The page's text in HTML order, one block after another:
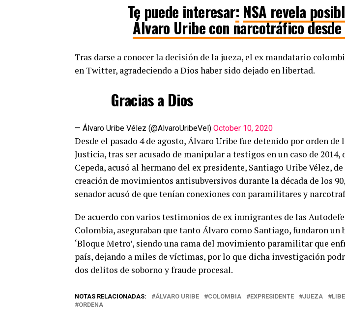
Te puede interesar: NSA revela
Álvaro Uribe con narcotráfico desde
Tras darse a conocer la decisión de la jueza, el ex mandatario
en Twitter, agradeciendo a Dios haber sido dejado en libertad.
Gracias a Dios
— Álvaro Uribe Vélez (@AlvaroUribeVel) October 10, 2020
Desde el pasado 4 de agosto, Álvaro Uribe fue detenido por orden de
Justicia, tras ser acusado de manipular a testigos en un caso de 2014,
Cepeda, acusó al hermano del ex presidente, Santiago Uribe Vélez,
creación de movimientos antisubversivos durante la década de los
senador acusó de que tenían conexiones con paramilitares y
De acuerdo con varios testimonios de ex inmigrantes de las
Colombia, aseguraban que tanto Álvaro como Santiago, fundaron un
‘Bloque Metro’, siendo una rama del movimiento paramilitar que
país, dejando a miles de víctimas, por lo que dicha investigación
dos delitos de soborno y fraude procesal.
NOTAS RELACIONADAS: ÁLVARO URIBE COLOMBIA EXPRESIDENTE JUEZA
ORDENA